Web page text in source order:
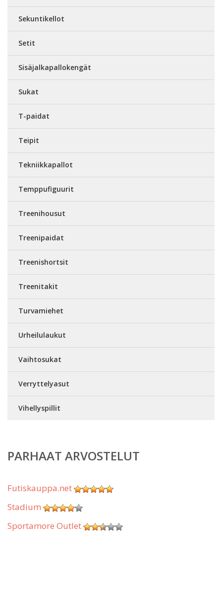
Sekuntikellot
Setit
Sisäjalkapallokengät
Sukat
T-paidat
Teipit
Tekniikkapallot
Temppufiguurit
Treenihousut
Treenipaidat
Treenishortsit
Treenitakit
Turvamiehet
Urheilulaukut
Vaihtosukat
Verryttelyasut
Vihellyspillit
PARHAAT ARVOSTELUT
Futiskauppa.net
Stadium
Sportamore Outlet